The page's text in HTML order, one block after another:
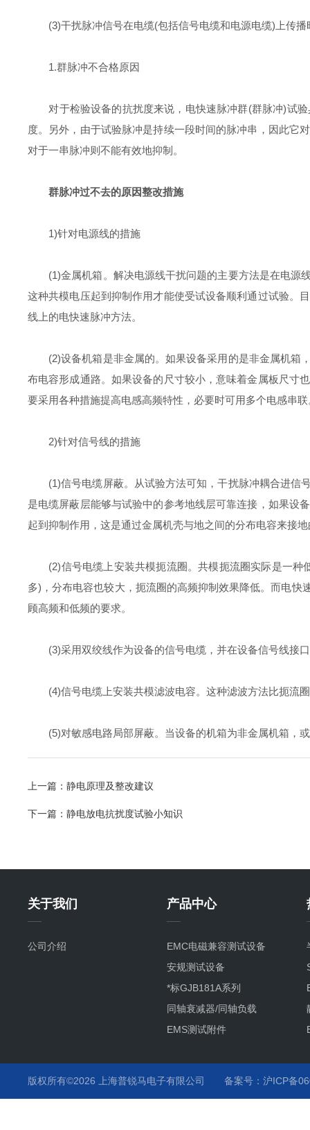
(3)干扰脉冲信号在电缆(包括信号电缆和电源电缆)上传播
1.群脉冲不合格原因
对于检验设备的抗扰度来说，电快速脉冲群(群脉冲)试验
度。另外，由于试验脉冲是持续一段时间的脉冲串，因此它
对于一串脉冲则不能有效地抑制。
群脉冲过不去的原因整改措施
1)针对电源线的措施
(1)金属机箱。解决电源线干扰问题的主要方法是在电源线
这种共模电压起到抑制作用才能使受试设备顺利通过试验。
线上的电快速脉冲方法。
(2)设备机箱是非金属的。如果设备采用的是非金属机箱，
布电容形成通路。如果设备的尺寸较小，意味着金属板尺寸
要采用各种措施提高电感高频特性，必要时可用多个电感串联
2)针对信号线的措施
(1)信号电缆屏蔽。从试验方法可知，干扰脉冲耦合进信号
是电缆屏蔽层能够与试验中的参考地线层可靠连接，如果设
起到抑制作用，这是通过金属机壳与地之间的分布电容来接
(2)信号电缆上安装共模扼流圈。共模扼流圈实际是一种
多)，分布电容也较大，扼流圈的高频抑制效果降低。而电
顾高频和低频的要求。
(3)采用双绞线作为设备的信号电缆，并在设备信号线接口
(4)信号电缆上安装共模滤波电容。这种滤波方法比扼流圈
(5)对敏感电路局部屏蔽。当设备的机箱为非金属机箱，或
上一篇： 静电原理及整改建议
下一篇： 静电放电抗扰度试验小知识
关于我们
公司介绍
产品中心
EMC电磁兼容测试设备
安规测试设备
*标GJB181A系列
同轴衰减器/同轴负载
EMS测试附件
版权所有©2026 上海普锐马电子有限公司 备案号：沪ICP备